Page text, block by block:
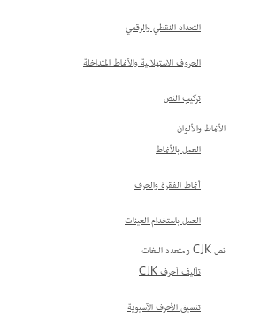
التعداد النقطي والرقمي
الحروف الاستهلالية والأنماط المتداخلة
تركيب النص
الأنماط والألوان
العمل بالأنماط
أنماط الفقرة والحرف
العمل باستخدام العينات
نص CJK ومتعدد اللغات
تأليف أحرف CJK
تنسيق الأحرف الآسيوية